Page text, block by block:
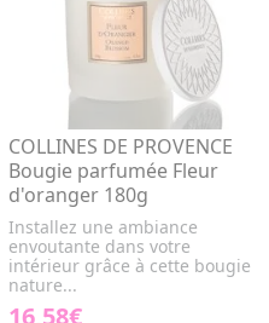
COLLINES DE PROVENCE
Bougie parfumée Fleur
d'oranger 180g
Installez une ambiance
envoutante dans votre
intérieur grâce à cette bougie
nature...
16,58€